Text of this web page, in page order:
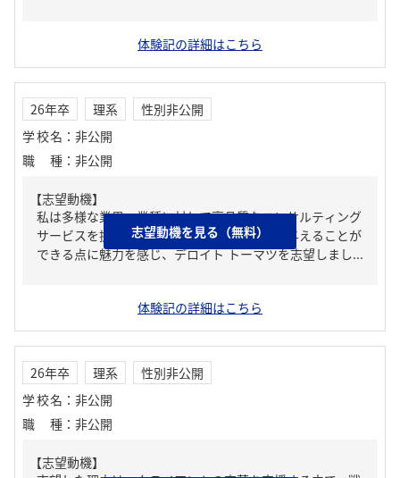
体験記の詳細はこちら
26年卒 理系
性別非公開
学校名 ： 非公開
職種 ： 非公開
【志望動機】
私は多様な業界・業種に対して高品質なコンサルティング
サービスを提供し、社会全体に大きな影響を与えることが
できる点に魅力を感じ、デロイト トーマツを志望しまし...
体験記の詳細はこちら
志望動機を見る（無料）
26年卒 理系
性別非公開
学校名 ： 非公開
職種 ： 非公開
【志望動機】